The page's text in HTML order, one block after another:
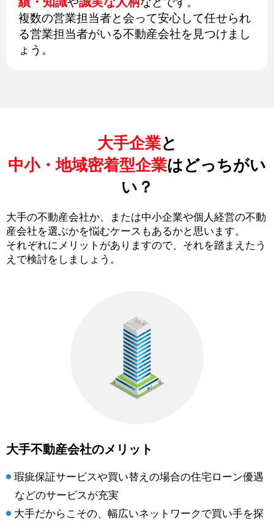
複数の営業担当者と会って安心して任せられ
る営業担当者がいる不動産会社を見つけまし
ょう。
大手企業と
中小・地域密着型企業はどっちがい
い？
大手の不動産会社か、または中小企業や個人経営の不動
産会社を選ぶかを悩むケースもあるかと思います。
それぞれにメリットがありますので、それを踏まえたう
えで検討をしましょう。
大手不動産会社のメリット
瑕疵保証サービスや買い替えの場合の住宅ローン優遇
などのサービスが充実
大手だからこその、幅広いネットワークで買い手を探